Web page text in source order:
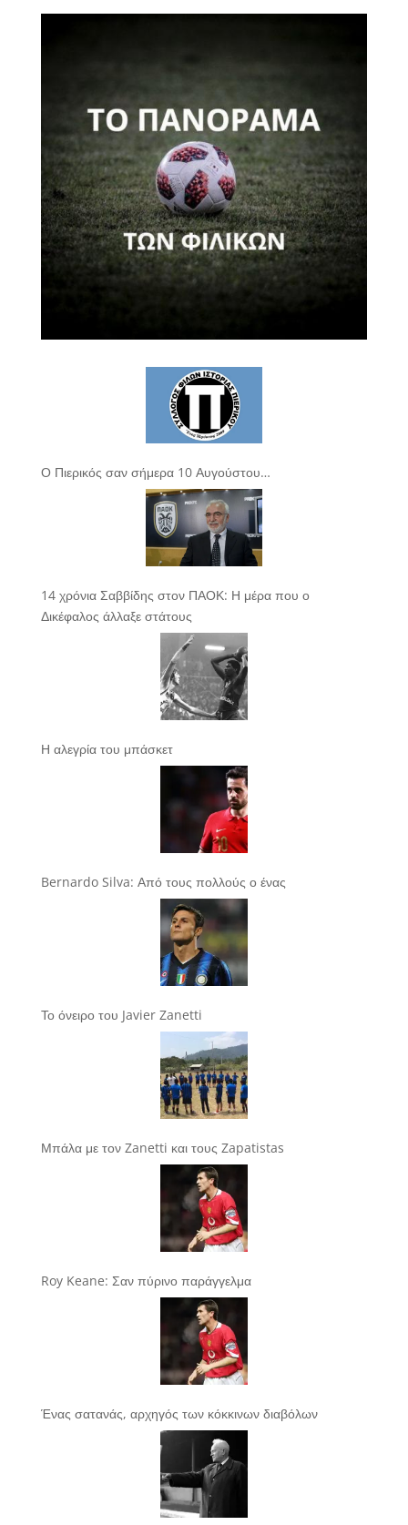
Ο Πιερικός σαν σήμερα 10 Αυγούστου…
14 χρόνια Σαββίδης στον ΠΑΟΚ: Η μέρα που ο
Δικέφαλος άλλαξε στάτους
Η αλεγρία του μπάσκετ
Bernardo Silva: Από τους πολλούς ο ένας
Το όνειρο του Javier Zanetti
Μπάλα με τον Zanetti και τους Zapatistas
Roy Keane: Σαν πύρινο παράγγελμα
Ένας σατανάς, αρχηγός των κόκκινων διαβόλων